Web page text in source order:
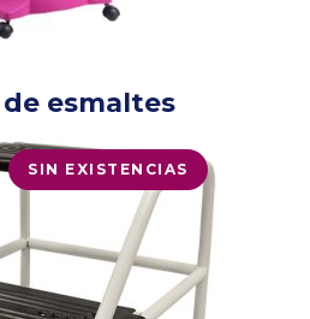
esmaltes
SIN EXISTENCIAS